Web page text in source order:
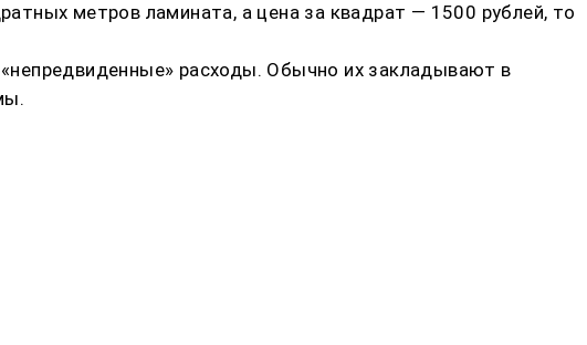
метров ламината, а цена за квадрат — 1500 рублей, то
расходы. Обычно их закладывают в